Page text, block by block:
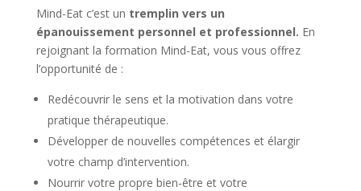
Mind-Eat c’est un tremplin vers un
épanouissement personnel et professionnel. En
rejoignant la formation Mind-Eat, vous vous offrez
l’opportunité de :
Redécouvrir le sens et la motivation dans votre
pratique thérapeutique.
Développer de nouvelles compétences et élargir
votre champ d’intervention.
Nourrir votre propre bien-être et votre